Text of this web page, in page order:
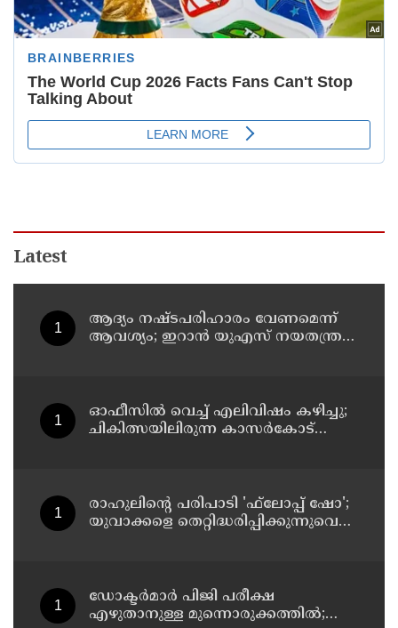
Latest
ആദ്യം നഷ്ടപരിഹാരം വേണമെന്ന്
ആവശ്യം; ഇറാന്‍ യുഎസ് നയതന്ത്ര
ഓഫീസില്‍ വെച്ച് എലിവിഷം കഴിച്ചു;
ചികിത്സയിലിരുന്ന കാസര്‍കോട്
രാഹുലിന്റെ പരിപാടി 'ഫ്‌ലോപ്പ് ഷോ';
യുവാക്കളെ തെറ്റിദ്ധരിപ്പിക്കുന്നുവെന്ന്
ഡോക്ടര്‍മാര്‍ പിജി പരീക്ഷ
എഴുതാനുള്ള മുന്നൊരുക്കത്തില്‍;